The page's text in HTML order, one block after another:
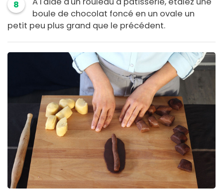
8
boule de chocolat foncé en un ovale un
petit peu plus grand que le précédent.